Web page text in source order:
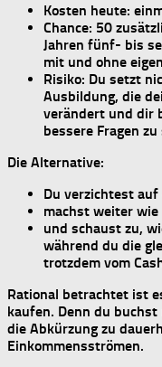
Kosten heute:
Chance: 50
Jahren fünf- bis
mit und ohne
Risiko: Du setzt
Ausbildung, die
verändert und dir
bessere Fragen
Die Alternative:
Du verzichtest auf
machst weiter wie
und schaust zu,
während du die
trotzdem vom
Rational betrachtet ist
kaufen. Denn du
die Abkürzung zu
Einkommensströmen.